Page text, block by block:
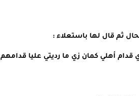
ثم قال لها باستعلاء :
قدام أهلي كمان زي ما رديتي عليا قدامهم